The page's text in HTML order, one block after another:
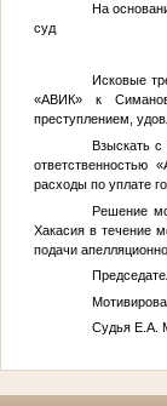
На
суд
Исковые
«АВИК» к
преступлением,
Взыскать с
ответственностью
расходы по уплате
Решение
Хакасия в течение
подачи
Судья Е.А.